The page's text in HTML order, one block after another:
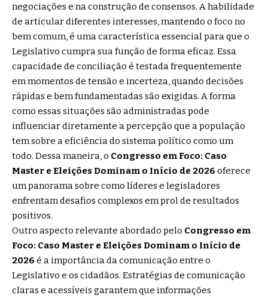
negociações e na construção de consensos. A habilidade
de articular diferentes interesses, mantendo o foco no
bem comum, é uma característica essencial para que o
Legislativo cumpra sua função de forma eficaz. Essa
capacidade de conciliação é testada frequentemente
em momentos de tensão e incerteza, quando decisões
rápidas e bem fundamentadas são exigidas. A forma
como essas situações são administradas pode
influenciar diretamente a percepção que a população
tem sobre a eficiência do sistema político como um
todo. Dessa maneira, o Congresso em Foco: Caso
Master e Eleições Dominam o Início de 2026 oferece
um panorama sobre como líderes e legisladores
enfrentam desafios complexos em prol de resultados
positivos.
Outro aspecto relevante abordado pelo Congresso em
Foco: Caso Master e Eleições Dominam o Início de
2026 é a importância da comunicação entre o
Legislativo e os cidadãos. Estratégias de comunicação
claras e acessíveis garantem que informações